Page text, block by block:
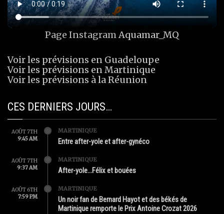
Page InstagramAquamar_MQ
Voir les prévisions en Guadeloupe
Voir les prévisions en Martinique
Voir les prévisions à la Réunion
CES DERNIERS JOURS…
AOÛT 7TH
9:45 AM
MARTINIQUE
Entre after-yole et after-gynéco
AOÛT 7TH
9:37 AM
MARTINIQUE
After-yole…Félix et bouées
AOÛT 6TH
7:59 PM
MARTINIQUE
Un noir fan de Bernard Hayot et des békés de
Martinique remporte le Prix Antoine Crozat 2026